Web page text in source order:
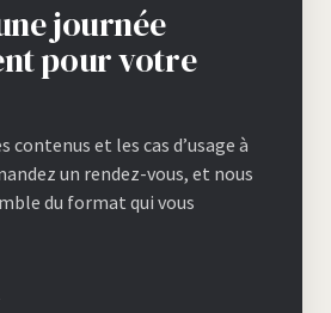
journée
pour votre
contenus et les cas d’usage à
un rendez-vous, et nous
du format qui vous